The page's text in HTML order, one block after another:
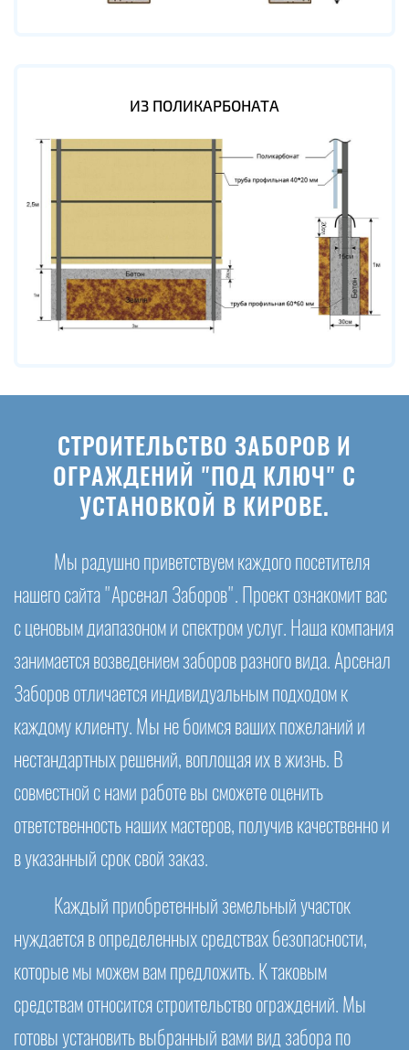
ИЗ ПОЛИКАРБОНАТА
СТРОИТЕЛЬСТВО ЗАБОРОВ И
ОГРАЖДЕНИЙ "ПОД КЛЮЧ" С
УСТАНОВКОЙ В КИРОВЕ.
Мы радушно приветствуем каждого посетителя
нашего сайта "Арсенал Заборов". Проект ознакомит вас
с ценовым диапазоном и спектром услуг. Наша компания
занимается возведением заборов разного вида. Арсенал
Заборов отличается индивидуальным подходом к
каждому клиенту. Мы не боимся ваших пожеланий и
нестандартных решений, воплощая их в жизнь. В
совместной с нами работе вы сможете оценить
ответственность наших мастеров, получив качественно и
в указанный срок свой заказ.
Каждый приобретенный земельный участок
нуждается в определенных средствах безопасности,
которые мы можем вам предложить. К таковым
средствам относится строительство ограждений. Мы
готовы установить выбранный вами вид забора по